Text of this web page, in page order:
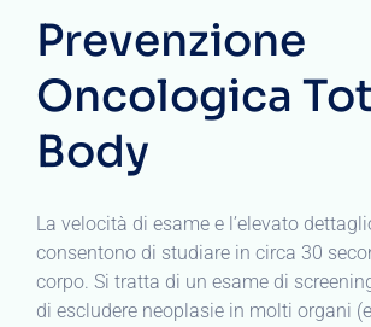
Prevenzione
Oncologica
Body
La velocità di esame e l’elevato
consentono di studiare in circa 30
corpo. Si tratta di un esame di
di escludere neoplasie in molti organi